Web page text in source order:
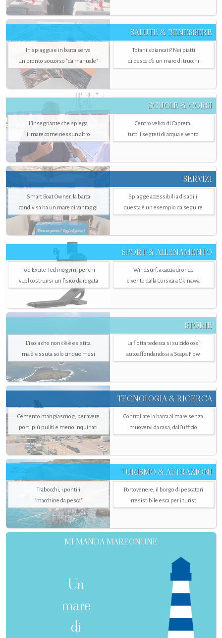
SALUTE & BENESSERE
In spiaggia e in barca serve
un pronto soccorso "da manuale"
Totani sbiancati? Nei piatti
di pesce c'è un mare di trucchi
SCUOLE & CORSI
L'insegnante che spiega
il mare come nessun altro
Centro velico di Caprera,
tutti i segreti di acqua e vento
SERVIZI
Smart Boat Owner, la barca
condivisa ha un mare di vantaggi
Spiagge accessibili a disabili:
questa è un esempio da seguire
SPORT & ALLENAMENTO
Top Excite Technogym, per chi
vuol costruirsi un fisico da regata
Windsurf, a caccia di onde
e vento dalla Corsica a Okinawa
STORIE
L’isola che non c'è è esistita
ma è vissuta solo cinque mesi
La flotta tedesca si suicidò così
autoaffondandosi a Scapa Flow
TECNOLOGIA & RICERCA
Cemento mangiasmog, per avere
porti più puliti e meno inquinati
Controllate la barca al mare senza
muovervi da casa, dall’ufficio
TURISMO & ATTRAZIONI
Trabocchi, i pontili
"macchine da pesca"
Portovenere, il borgo di pescatori
irresistibile esca per i turisti
MI MANDA MAREONLINE
Un
mare
di